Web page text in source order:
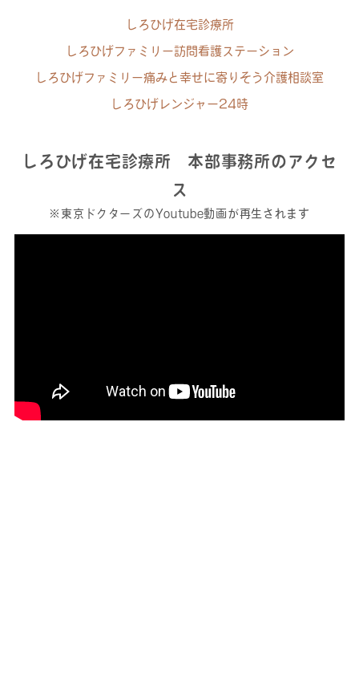
しろひげ在宅診療所
しろひげファミリー訪問看護ステーション
しろひげファミリー痛みと幸せに寄りそう介護相談室
しろひげレンジャー24時
しろひげ在宅診療所 本部事務所のアクセ
ス
※東京ドクターズのYoutube動画が再生されます